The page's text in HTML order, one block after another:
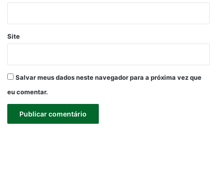
Site
Salvar meus dados neste navegador para a próxima vez que
eu comentar.